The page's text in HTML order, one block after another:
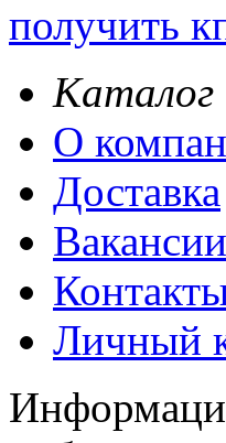
получить
Каталог
О
Доставка
Вакансии
Личный